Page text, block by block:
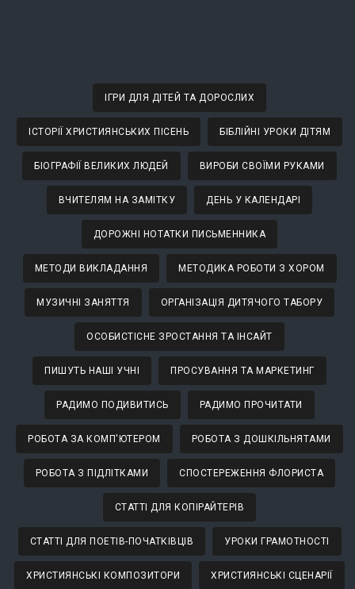
ІГРИ ДЛЯ ДІТЕЙ ТА ДОРОСЛИХ
ІСТОРІЇ ХРИСТИЯНСЬКИХ ПІСЕНЬ БІБЛІЙНІ УРОКИ ДІТЯМ
БІОГРАФІЇ ВЕЛИКИХ ЛЮДЕЙ ВИРОБИ СВОЇМИ РУКАМИ
ВЧИТЕЛЯМ НА ЗАМІТКУ ДЕНЬ У КАЛЕНДАРІ
ДОРОЖНІ НОТАТКИ ПИСЬМЕННИКА
МЕТОДИ ВИКЛАДАННЯ МЕТОДИКА РОБОТИ З ХОРОМ
МУЗИЧНІ ЗАНЯТТЯ ОРГАНІЗАЦІЯ ДИТЯЧОГО ТАБОРУ
ОСОБИСТІСНЕ ЗРОСТАННЯ ТА ІНСАЙТ
ПИШУТЬ НАШІ УЧНІ ПРОСУВАННЯ ТА МАРКЕТИНГ
РАДИМО ПОДИВИТИСЬ РАДИМО ПРОЧИТАТИ
РОБОТА ЗА КОМП'ЮТЕРОМ РОБОТА З ДОШКІЛЬНЯТАМИ
РОБОТА З ПІДЛІТКАМИ СПОСТЕРЕЖЕННЯ ФЛОРИСТА
СТАТТІ ДЛЯ КОПІРАЙТЕРІВ
СТАТТІ ДЛЯ ПОЕТІВ-ПОЧАТКІВЦІВ УРОКИ ГРАМОТНОСТІ
ХРИСТИЯНСЬКІ КОМПОЗИТОРИ ХРИСТИЯНСЬКІ СЦЕНАРІЇ